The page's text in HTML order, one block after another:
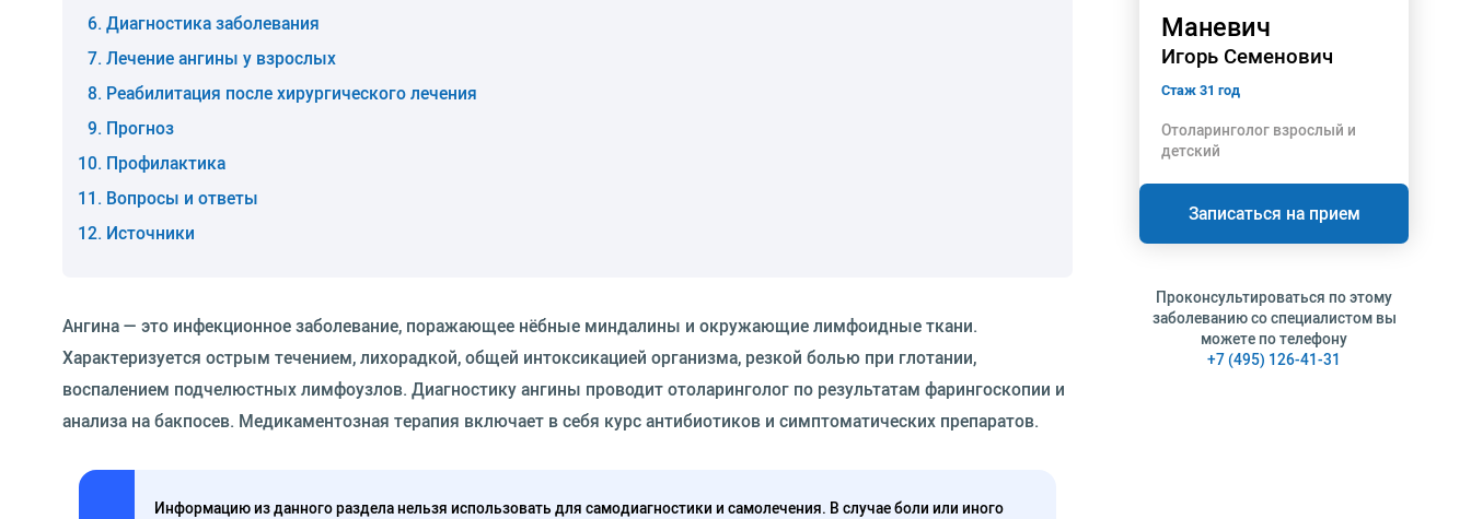
Диагностика заболевания
Лечение ангины у взрослых
Реабилитация после хирургического лечения
Прогноз
Профилактика
Вопросы и ответы
Источники
Ангина — это инфекционное заболевание, поражающее нёбные миндалины и окружающие лимфоидные ткани.
Характеризуется острым течением, лихорадкой, общей интоксикацией организма, резкой болью при глотании,
воспалением подчелюстных лимфоузлов. Диагностику ангины проводит отоларинголог по результатам фарингоскопии и
анализа на бакпосев. Медикаментозная терапия включает в себя курс антибиотиков и симптоматических препаратов.
Информацию из данного раздела нельзя использовать для самодиагностики и самолечения. В случае боли или иного
Маневич
Игорь Семенович
Стаж 31 год
Отоларинголог взрослый и
детский
Записаться на прием
Проконсультироваться по этому
заболеванию со специалистом вы
можете по телефону
+7 (495) 126-41-31